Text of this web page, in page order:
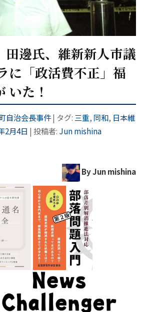
田邊氏、維新新人市議
に「政活費不正」福
いた！
自治会長事件| タグ: 三重, 同和, 日本維
2月4日 | 投稿者: Jun mishina
By Jun mishina